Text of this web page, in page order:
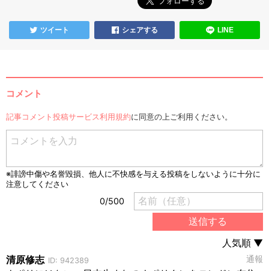
ツイート シェアする LINE
コメント
記事コメント投稿サービス利用規約に同意の上ご利用ください。